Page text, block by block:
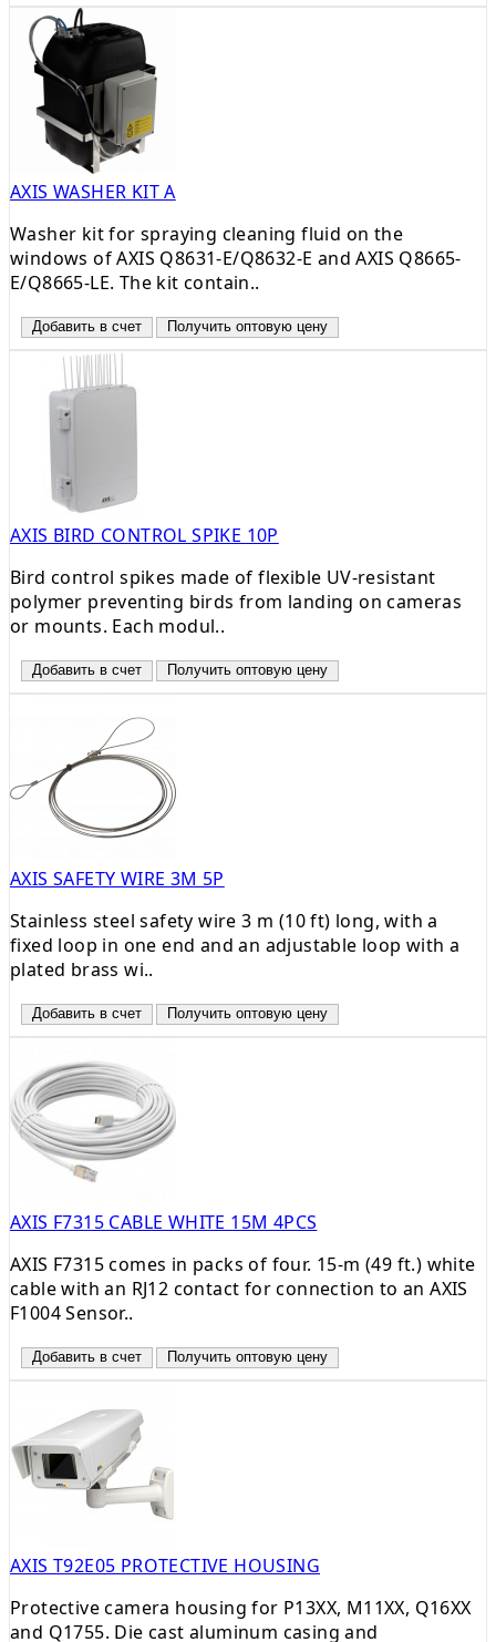
AXIS WASHER KIT A
Washer kit for spraying cleaning fluid on the
windows of AXIS Q8631-E/Q8632-E and AXIS Q8665-
E/Q8665-LE. The kit contain..
Добавить в счет Получить оптовую цену
AXIS BIRD CONTROL SPIKE 10P
Bird control spikes made of flexible UV-resistant
polymer preventing birds from landing on cameras
or mounts. Each modul..
Добавить в счет Получить оптовую цену
AXIS SAFETY WIRE 3M 5P
Stainless steel safety wire 3 m (10 ft) long, with a
fixed loop in one end and an adjustable loop with a
plated brass wi..
Добавить в счет Получить оптовую цену
AXIS F7315 CABLE WHITE 15M 4PCS
AXIS F7315 comes in packs of four. 15-m (49 ft.) white
cable with an RJ12 contact for connection to an AXIS
F1004 Sensor..
Добавить в счет Получить оптовую цену
AXIS T92E05 PROTECTIVE HOUSING
Protective camera housing for P13XX, M11XX, Q16XX
and Q1755. Die cast aluminum casing and